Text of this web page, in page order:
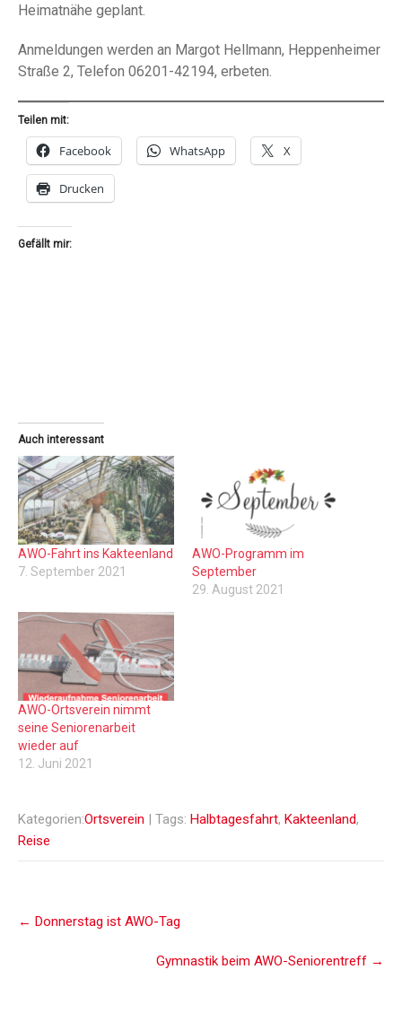
Heimatnähe geplant.
Anmeldungen werden an Margot Hellmann, Heppenheimer
Straße 2, Telefon 06201-42194, erbeten.
Teilen mit:
Facebook WhatsApp X
Drucken
Gefällt mir:
Auch interessant
AWO-Fahrt ins Kakteenland
7. September 2021
AWO-Programm im
September
29. August 2021
AWO-Ortsverein nimmt
seine Seniorenarbeit
wieder auf
12. Juni 2021
Kategorien:Ortsverein | Tags: Halbtagesfahrt, Kakteenland,
Reise
Post
navigation
← Donnerstag ist AWO-Tag
Gymnastik beim AWO-Seniorentreff →